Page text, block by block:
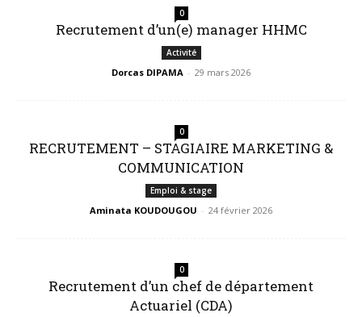
0
Recrutement d’un(e) manager HHMC
Activité
Dorcas DIPAMA - 29 mars 2026
0
RECRUTEMENT – STAGIAIRE MARKETING &
COMMUNICATION
Emploi & stage
Aminata KOUDOUGOU - 24 février 2026
0
Recrutement d’un chef de département
Actuariel (CDA)